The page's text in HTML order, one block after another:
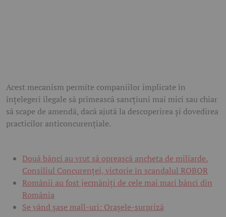
Acest mecanism permite companiilor implicate în
înțelegeri ilegale să primească sancțiuni mai mici sau chiar
să scape de amendă, dacă ajută la descoperirea și dovedirea
practicilor anticoncurențiale.
Două bănci au vrut să oprească ancheta de miliarde.
Consiliul Concurenței, victorie în scandalul ROBOR
Românii au fost jecmăniți de cele mai mari bănci din
România
Se vând șase mall-uri: Orașele-surpriză